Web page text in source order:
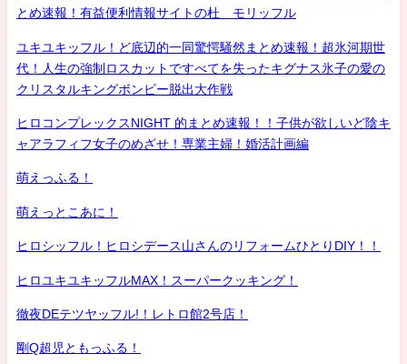
とめ速報！有益便利情報サイトの杜 モリッフル
ユキユキッフル！ど底辺的一同驚愕騒然まとめ速報！超氷河期世
代！人生の強制ロスカットですべてを失ったキグナス氷子の愛の
クリスタルキングボンビー脱出大作戦
ヒロコンプレックスNIGHT 的まとめ速報！！子供が欲しいど陰キ
ャアラフィフ女子のめざせ！専業主婦！婚活計画編
萌えっふる！
萌えっとこあに！
ヒロシッフル！ヒロシデース山さんのリフォームひとりDIY！！
ヒロユキユキッフルMAX！スーパークッキング！
徹夜DEテツヤッフル!！レトロ館2号店！
剛Q超児ともっふる！